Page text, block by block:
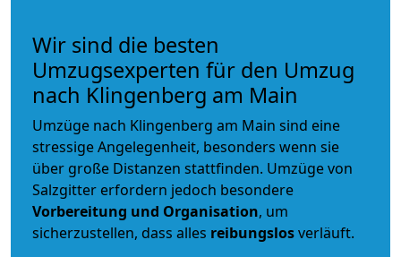
Wir sind die besten
Umzugsexperten für den Umzug
nach Klingenberg am Main
Umzüge nach Klingenberg am Main sind eine
stressige Angelegenheit, besonders wenn sie
über große Distanzen stattfinden. Umzüge von
Salzgitter erfordern jedoch besondere
Vorbereitung und Organisation, um
sicherzustellen, dass alles reibungslosverläuft.